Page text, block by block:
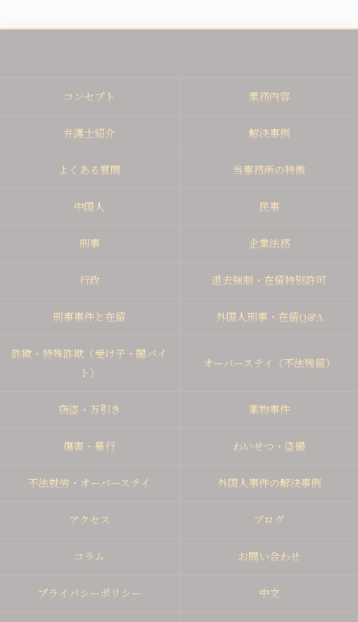
コンセプト 業務内容
弁護士紹介 解決事例
よくある質問 当事務所の特徴
中国人 民事
刑事 企業法務
行政 退去強制・在留特別許可
刑事事件と在留 外国人刑事・在留Q&A
詐欺・特殊詐欺（受け子・闇バイ
ト）
オーバーステイ（不法残留）
窃盗・万引き 薬物事件
傷害・暴行 わいせつ・盗撮
不法就労・オーバーステイ 外国人事件の解決事例
アクセス ブログ
コラム お問い合わせ
プライバシーポリシー 中文